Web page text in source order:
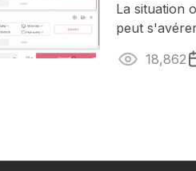
La situation
peut
convertisseur
18,862